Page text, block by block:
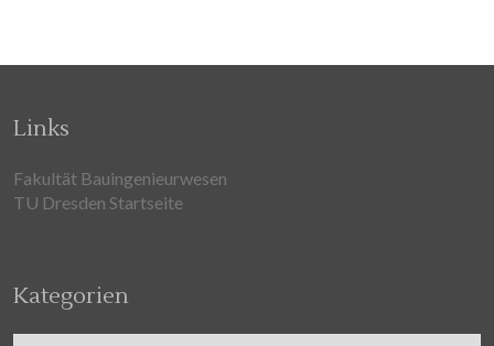
Links
Fakultät Bauingenieurwesen
TU Dresden Startseite
Kategorien